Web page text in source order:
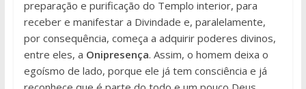
preparação e purificação do Templo interior, para
receber e manifestar a Divindade e, paralelamente,
por consequência, começa a adquirir poderes divinos,
entre eles, a Onipresença. Assim, o homem deixa o
egoísmo de lado, porque ele já tem consciência e já